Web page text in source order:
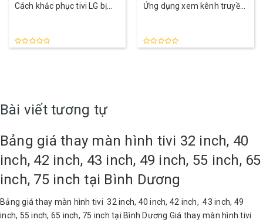
Cách khắc phục tivi LG bị
Ứng dụng xem kênh truyền
Bài viết tương tự
Bảng giá thay màn hình tivi 32 inch, 40
inch, 42 inch, 43 inch, 49 inch, 55 inch, 65
inch, 75 inch tại Bình Dương
Bảng giá thay màn hình tivi 32 inch, 40 inch, 42 inch, 43 inch, 49
inch, 55 inch, 65 inch, 75 inch tại Bình Dương Giá thay màn hình tivi